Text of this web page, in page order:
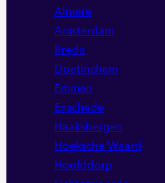
Almere
Amsterdam
Breda
Doetinchem
Emmen
Enschede
Haaksbergen
Hoeksche Waard
Hoofddorp